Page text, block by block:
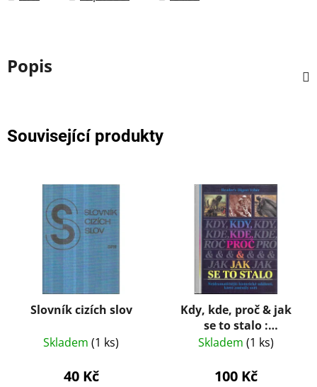
Popis
Související produkty
Slovník cizích slov
Skladem (1 ks)
40 Kč
Kdy, kde, proč & jak
se to stalo :
nejdramatičtější
které změnily svět
Skladem (1 ks)
100 Kč